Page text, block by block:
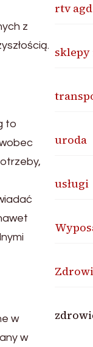
z
to
w
w
rtv agd
uroda
usługi